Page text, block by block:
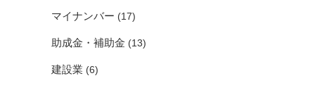
マイナンバー (17)
助成金・補助金 (13)
建設業 (6)